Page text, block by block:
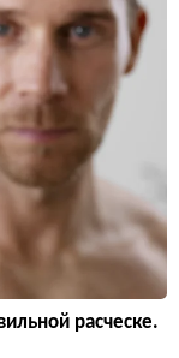
расческе.